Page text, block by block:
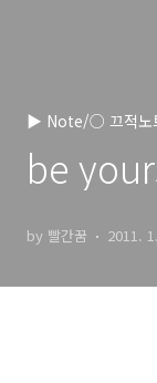
▶ Note/○ 끄적노
be
by 빨간꿈 2011.